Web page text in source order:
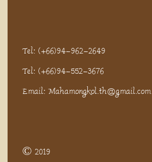
Tel: (+66)94-962-2649
Tel: (+66)94-552-3676
Email: Mahamongkol.th@gmail.com
© 2019